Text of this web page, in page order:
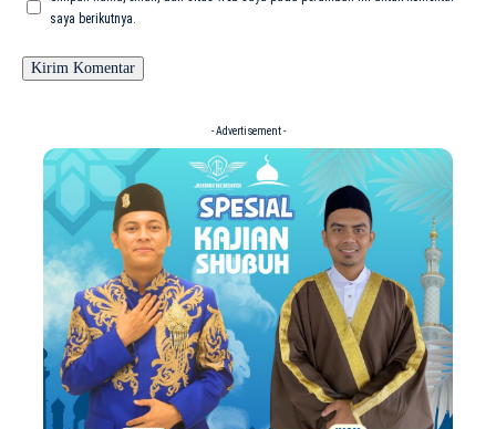
saya berikutnya.
- Advertisement -